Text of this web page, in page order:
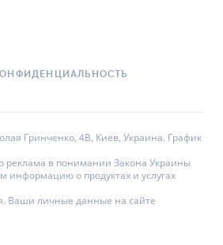
Гринченко, 4В, Киев, Украина. График
реклама в понимании Закона Украины
информацию о продуктах и услугах
Ваши личные данные на сайте